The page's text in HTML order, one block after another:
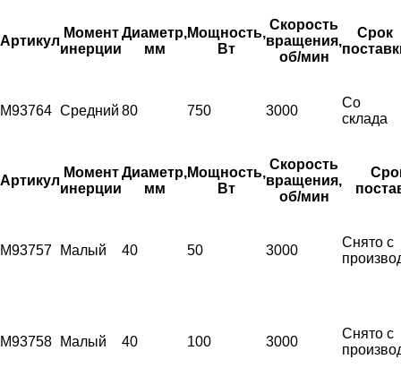
Артикул
Момент
инерции
Диаметр,
мм
Мощность,
Вт
Скорость
вращения,
об/мин
Срок
M93764 Средний 80 750 3000
Со
склада
Артикул
Момент
инерции
Диаметр,
мм
Мощность,
Вт
Скорость
вращения,
об/мин
M93757 Малый 40 50 3000
Снято с
M93758 Малый 40 100 3000
Снято с